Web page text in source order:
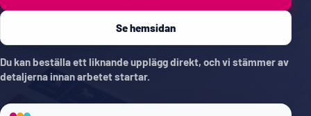
Se hemsidan
Du kan beställa ett liknande upplägg direkt, och vi stämmer av
detaljerna innan arbetet startar.